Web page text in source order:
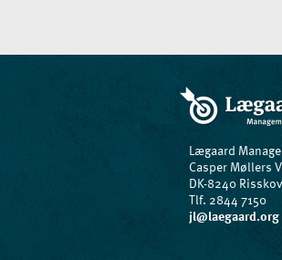
Lægaard
Casper Møllers
DK-8240 Risskov
Tlf. 2844 7150
jl@laegaard.org